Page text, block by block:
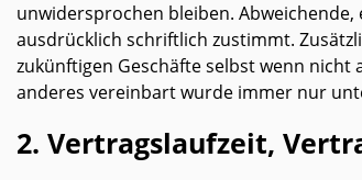
unwidersprochen bleiben.
ausdrücklich schriftlich zustimmt.
zukünftigen Geschäfte selbst wenn
anderes vereinbart wurde immer nur
2. Vertragslaufzeit,